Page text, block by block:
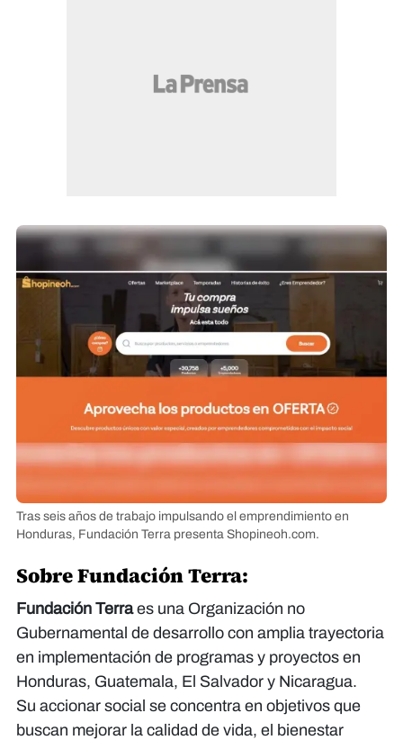
Tras seis años de trabajo impulsando el emprendimiento en
Honduras, Fundación Terra presenta Shopineoh.com.
Sobre Fundación Terra:
Fundación Terraes una Organización no
Gubernamental de desarrollo con amplia trayectoria
en implementación de programas y proyectos en
Honduras, Guatemala, El Salvador y Nicaragua.
​​​​​​​Su accionar social se concentra en objetivos que
buscan mejorar la calidad de vida, el bienestar